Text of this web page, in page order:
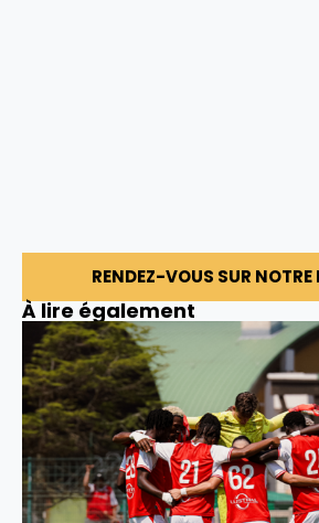
RENDEZ-VOUS SUR NOTRE
À lire également